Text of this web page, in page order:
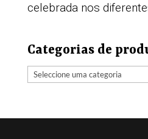
celebrada nos
Categorias de